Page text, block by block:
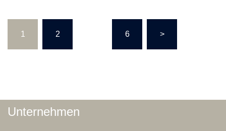
der
Beiträge
1 2 6 >
Unternehmen